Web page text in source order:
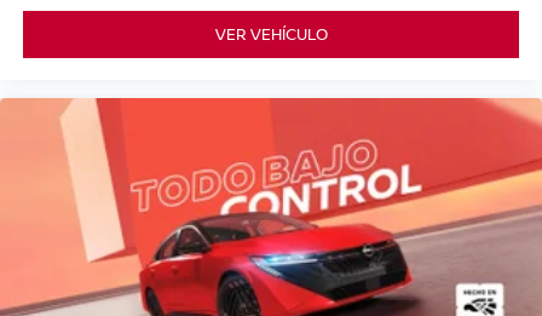
VER VEHÍCULO